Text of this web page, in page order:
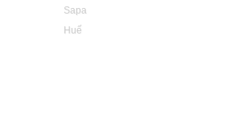
Sapa
Huế